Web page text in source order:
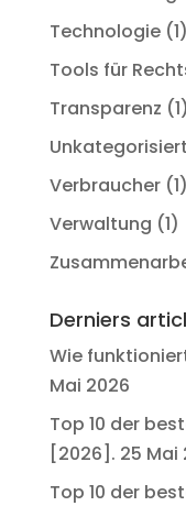
Technologie(1)
Tools für
Transparenz (1)
Unkategorisiert
Verbraucher(1)
Verwaltung (1)
Derniers
Wie
Mai 2026
Top 10 der
[2026]. 25 Mai
Top 10 der